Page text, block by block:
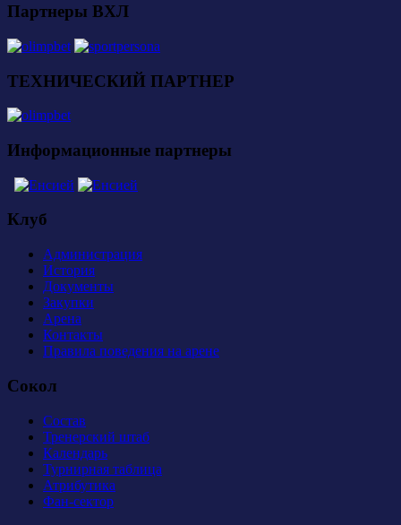
Партнеры ВХЛ
ТЕХНИЧЕСКИЙ ПАРТНЕР
Информационные партнеры
Клуб
Администрация
История
Документы
Закупки
Арена
Контакты
Правила поведения на арене
Сокол
Состав
Тренерский штаб
Календарь
Турнирная таблица
Атрибутика
Фан-сектор